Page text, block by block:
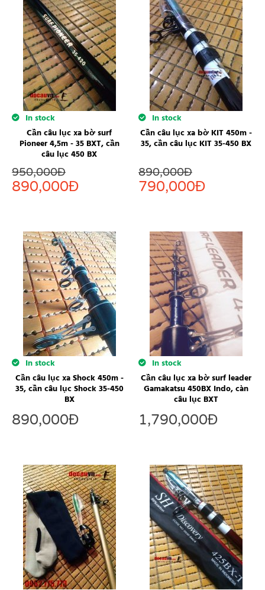
In stock
Cần câu lục xa bờ surf
Pioneer 4,5m - 35 BXT, cần
câu lục 450 BX
950,000Đ
890,000Đ
In stock
Cần câu lục xa bờ KIT 450m -
35, cần câu lục KIT 35-450 BX
890,000Đ
790,000Đ
In stock
Cần câu lục xa Shock 450m -
35, cần câu lục Shock 35-450
BX
890,000Đ
In stock
Cần câu lục xa bờ surf leader
Gamakatsu 450BX Indo, càn
câu lục BXT
1,790,000Đ